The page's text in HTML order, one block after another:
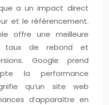
a un impact direct
et le référencement.
offre une meilleure
taux de rebond et
Google prend
la performance
qu’un site web
d’apparaître en